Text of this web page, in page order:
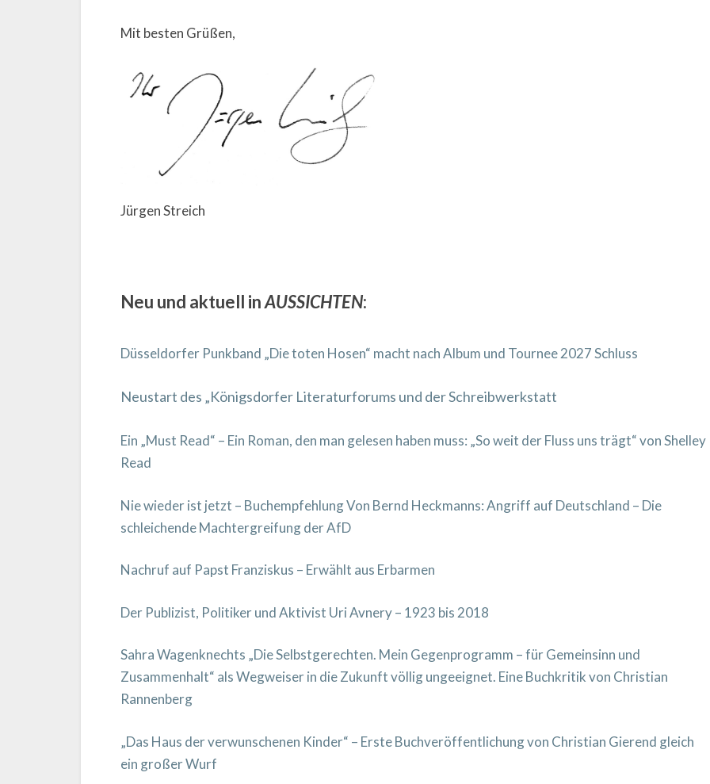
Mit besten Grüßen,
Jürgen Streich
Neu und aktuell inAUSSICHTEN:
Düsseldorfer Punkband „Die toten Hosen“ macht nach Album und Tournee 2027 Schluss
Neustart des „Königsdorfer Literaturforums und der Schreibwerkstatt
Ein „Must Read“ – Ein Roman, den man gelesen haben muss: „So weit der Fluss uns trägt“ von Shelley
Read
Nie wieder ist jetzt – Buchempfehlung Von Bernd Heckmanns: Angriff auf Deutschland – Die
schleichende Machtergreifung der AfD
Nachruf auf Papst Franziskus – Erwählt aus Erbarmen
Der Publizist, Politiker und Aktivist Uri Avnery – 1923 bis 2018
Sahra Wagenknechts „Die Selbstgerechten. Mein Gegenprogramm – für Gemeinsinn und
Zusammenhalt“ als Wegweiser in die Zukunft völlig ungeeignet. Eine Buchkritik von Christian
Rannenberg
„Das Haus der verwunschenen Kinder“ – Erste Buchveröffentlichung von Christian Gierend gleich
ein großer Wurf